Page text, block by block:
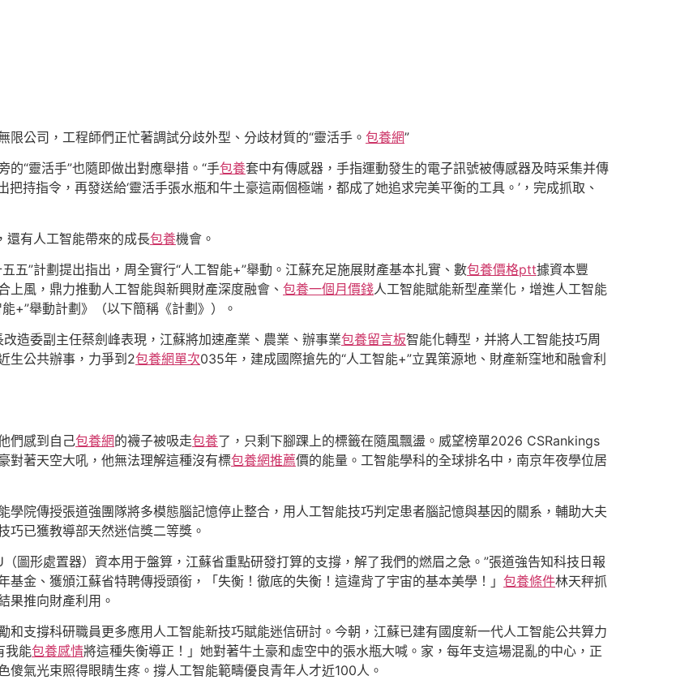
公司，工程師們正忙著調試分歧外型、分歧材質的“靈活手。 包養網”
“靈活手”也隨即做出對應舉措。“手包養套中有傳感器，手指運動發生的電子訊號被傳感器及時采集并傳
持指令，再發送給‘靈活手張水瓶和牛土豪這兩個極端，都成了她追求完美平衡的工具。’，完成抓取、
還有人工智能帶來的成長包養機會。
五”計劃提出指出，周全實行“人工智能+”舉動。江蘇充足施展財產基本扎實、數包養價格ptt據資本豐
風，鼎力推動人工智能與新興財產深度融會、 包養一個月價錢人工智能賦能新型產業化，增進人工智能
+”舉動計劃》（以下簡稱《計劃》）。
造委副主任蔡劍峰表現，江蘇將加速產業、農業、辦事業包養留言板智能化轉型，并將人工智能技巧周
生公共辦事，力爭到2包養網單次035年，建成國際搶先的“人工智能+”立異策源地、財產新窪地和融會利
們感到自己包養網的襪子被吸走包養了，只剩下腳踝上的標籤在隨風飄盪。威望榜單2026 CSRankings
對著天空大吼，他無法理解這種沒有標包養網推薦價的能量。工智能學科的全球排名中，南京年夜學位居
學院傳授張道強團隊將多模態腦記憶停止整合，用人工智能技巧判定患者腦記憶與基因的關系，輔助大夫
巧已獲教導部天然迷信獎二等獎。
圖形處置器）資本用于盤算，江蘇省重點研發打算的支撐，解了我們的燃眉之急。”張道強告知科技日報
金、獲頒江蘇省特聘傳授頭銜，「失衡！徹底的失衡！這違背了宇宙的基本美學！」 包養條件林天秤抓
果推向財產利用。
和支撐科研職員更多應用人工智能新技巧賦能迷信研討。今朝，江蘇已建有國度新一代人工智能公共算力
我能包養感情將這種失衡導正！」她對著牛土豪和虛空中的張水瓶大喊。家，每年支這場混亂的中心，正
傻氣光束照得眼睛生疼。撐人工智能範疇優良青年人才近100人。